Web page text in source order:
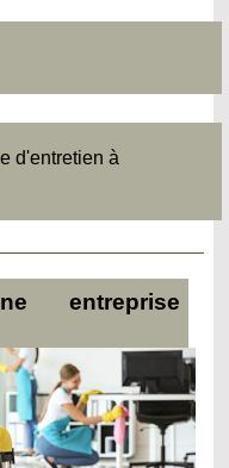
d'entretien à
entreprise